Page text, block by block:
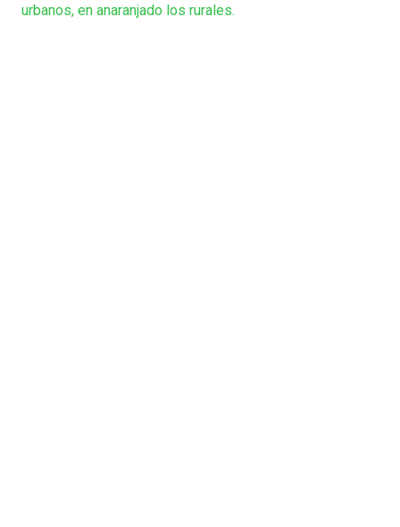
urbanos, en anaranjado los rurales.